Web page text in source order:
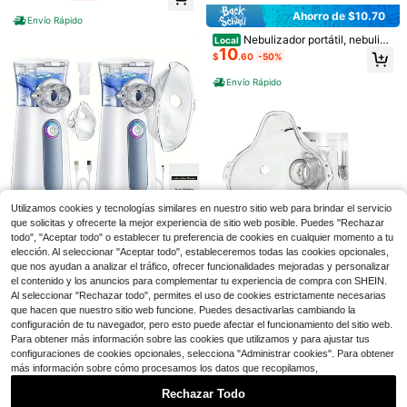
la placa base de la placa de doble p
rotección son más seguras, cable d
n de frecuencia de la placa principa
l, ahorro de energía inteligente
Aedwdpe Máscara facial LED
de 7 colores, dispositivo de belleza,
recargable por USB, apta para uso f
acial diario en el hogar - Accesorio
$ .70 -43%
Ahorro de $51.06
Vaporizador facial profesiona
Ahorro de $47.72
Local Lápiz de plasma láser de 15 ni
as, pecas, puntos negros, papiloma
s, verrugas, lunares, granos, elimina
ción de tatuajes, herramientas de b
elleza para el cuidado de la piel.
$ 20 -70%
carilla facial LED de 7 colores para
el cuidado de la piel, portátil y recar
gable por USB, herramienta para el
Envío Rápido
Local NEW Pulverizador de niebla p
ortátil USB, dispositivo de hidrataci
ón portátil con luz indicadora de co
lores, incluye 2 mascarillas para hid
ratación facial y cuidado personal,
funcionamiento silencioso para uso
doméstico y de viaje.
$22.90 -42%
Envío Rápido
Ahorro de $10.70
Local Nebulizador portátil, nebuliza
dor para adultos y niños, para probl
emas respiratorios, mascarillas neb
ulizadoras y nebulizador de malla c
on velocidad de nebulización ajust
B, hidratación facial.
$10.60 -50%
Envío Rápido
Ahorro de $8.00
Nebulizador portátil, nebuliza
dor para adultos y niños, para probl
emas respiratorios, mascarillas neb
ulizadoras y nebulizador de malla c
on velocidad de nebulización ajust
able con cable de alimentación US
B, hidratación facial.
$ 8.00 -50%
Envío Rápido
Utilizamos cookies y tecnologías similares en nuestro sitio web para brindar el servicio
que solicitas y ofrecerte la mejor experiencia de sitio web posible. Puedes "Rechazar
todo", "Aceptar todo" o establecer tu preferencia de cookies en cualquier momento a tu
elección. Al seleccionar "Aceptar todo", estableceremos todas las cookies opcionales,
que nos ayudan a analizar el tráfico, ofrecer funcionalidades mejoradas y personalizar
el contenido y los anuncios para complementar tu experiencia de compra con SHEIN.
Al seleccionar "Rechazar todo", permites el uso de cookies estrictamente necesarias
que hacen que nuestro sitio web funcione. Puedes desactivarlas cambiando la
configuración de tu navegador, pero esto puede afectar el funcionamiento del sitio web.
Para obtener más información sobre las cookies que utilizamos y para ajustar tus
configuraciones de cookies opcionales, selecciona "Administrar cookies". Para obtener
más información sobre cómo procesamos los datos que recopilamos,
Rechazar Todo